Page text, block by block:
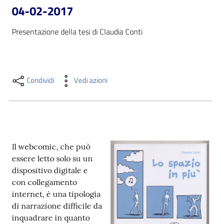
contenuti
Piani
Archivio
storico
Decentrate
04-02-2017
Presentazione della tesi di Claudia Conti
Condividi Vedi azioni
Il webcomic, che può
essere letto solo su un
dispositivo digitale e
con collegamento
internet, è una tipologia
di narrazione difficile da
inquadrare in quanto